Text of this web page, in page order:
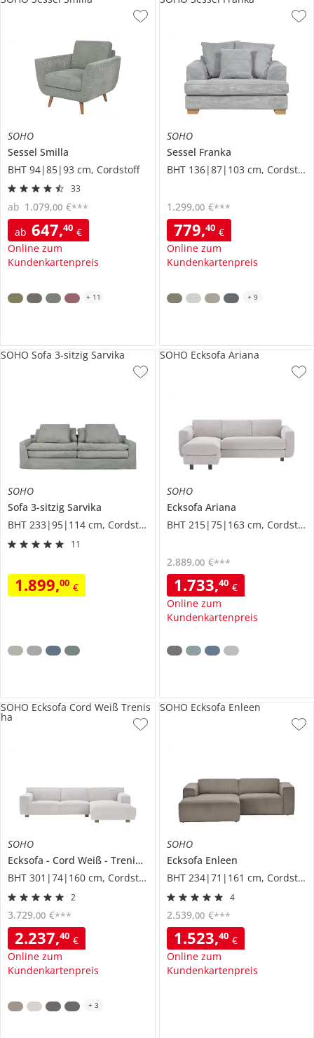
SOHO
Sessel Smilla
BHT 94|85|93 cm, Cordstoff
33
ab 647,40 €
Online zum
Kundenkartenpreis
ab 1.079,00 €***
+ 11
SOHO
Sessel Franka
BHT 136|87|103 cm, Cordstoff
779,40 €
Online zum
Kundenkartenpreis
1.299,00 €***
+ 9
SOHO
Sofa 3-sitzig Sarvika
BHT 233|95|114 cm, Cordstoff
11
1.899,00 €
SOHO Sofa 3-sitzig Sarvika
SOHO
Ecksofa Ariana
BHT 215|75|163 cm, Cordstoff
1.733,40 €
Online zum
Kundenkartenpreis
2.889,00 €***
SOHO Ecksofa Ariana
SOHO
Ecksofa
Cord Weiß
Trenisha
BHT 301|74|160 cm, Cordstoff
2
2.237,40 €
Online zum
Kundenkartenpreis
3.729,00 €***
SOHO Ecksofa Cord Weiß Trenis
ha
+ 3
SOHO
Ecksofa Enleen
BHT 234|71|161 cm, Cordstoff
4
1.523,40 €
Online zum
Kundenkartenpreis
2.539,00 €***
SOHO Ecksofa Enleen